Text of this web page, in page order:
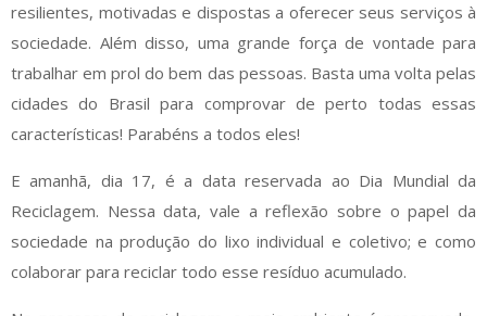
resilientes, motivadas e dispostas a oferecer seus serviços à
sociedade. Além disso, uma grande força de vontade para
trabalhar em prol do bem das pessoas. Basta uma volta pelas
cidades do Brasil para comprovar de perto todas essas
características! Parabéns a todos eles!
E amanhã, dia 17, é a data reservada ao Dia Mundial da
Reciclagem. Nessa data, vale a reflexão sobre o papel da
sociedade na produção do lixo individual e coletivo; e como
colaborar para reciclar todo esse resíduo acumulado.